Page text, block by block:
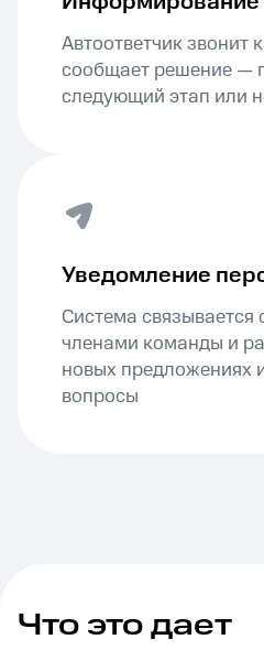
Автоответчик звонит
сообщает решение —
следующий этап или
Уведомление
Система
членами команды и
новых предложениях
вопросы
Что это дает